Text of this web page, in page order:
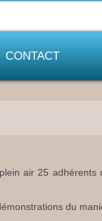
CONTACT
air 25 adhérents
du